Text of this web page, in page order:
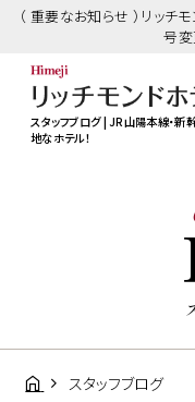
（ 重要なお知らせ ）リッ
号
スタッフブログ | JR山陽本線・新
地なホテル！
スタッフブログ